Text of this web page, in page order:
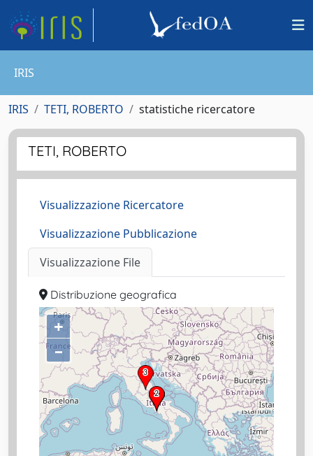
IRIS
IRIS TETI, ROBERTO statistiche ricercatore
TETI, ROBERTO
Visualizzazione Ricercatore
Visualizzazione Pubblicazione
Visualizzazione File
Distribuzione geografica
+
–